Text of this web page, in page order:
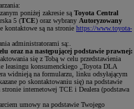
poniżej zakresie są Toyota Central
5 (TCE) oraz wybrany Autoryzowany
kontaktowe są na stronie https://www.toyota-
administratorami są:.
oraz na następującej podstawie prawnej:
się z Tobą w celu przedstawienia
leasingu konsumenckiego „Toyota DLA
widnieją na formularzu, linku odsyłającym
po skontaktowaniu się) na podstawie
stronie internetowej TCE i Dealera (podstawa
umowy na podstawie Twojego